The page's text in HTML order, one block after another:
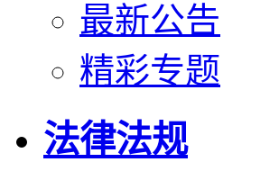
最新公告
精彩专题
法律法规